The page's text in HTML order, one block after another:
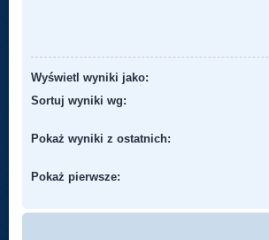
Wyświetl wyniki jako:
Sortuj wyniki wg:
Pokaż wyniki z ostatnich:
Pokaż pierwsze: